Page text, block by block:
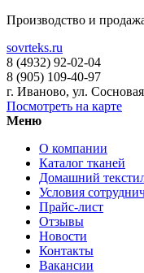
Производство и
sovrteks.ru
8 (4932) 92-02-04
8 (905) 109-40-97
г. Иваново, ул.
Посмотреть на карте
Меню
О компании
Каталог тканей
Домашний
Условия
Прайс-лист
Отзывы
Новости
Контакты
Вакансии